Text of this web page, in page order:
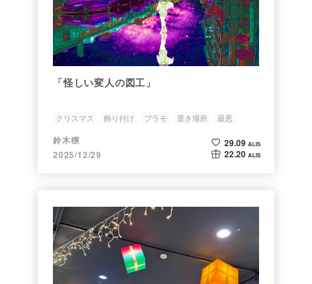
「怪しい変人の図工」
クリスマス 飾り付け プラモ 置き場所 最悪
鈴木穣
2025/12/29
29.09 ALIS
22.20 ALIS